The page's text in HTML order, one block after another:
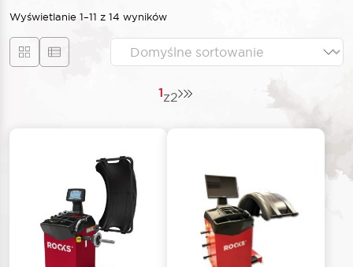
Wyświetlanie 1–11 z 14 wyników
1z2